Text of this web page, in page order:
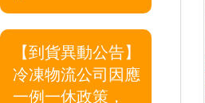
【到貨異動公告】
冷凍物流公司因應
一例一休政策，